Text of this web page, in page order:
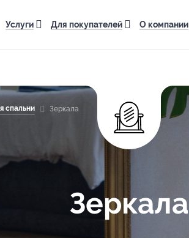
Услуги Для покупателей О компании
спальни Зеркала
Зеркала